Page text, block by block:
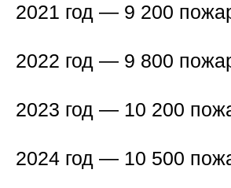
2021 год — 9 200
2022 год — 9 800
2023 год — 10 200
2024 год — 10 500